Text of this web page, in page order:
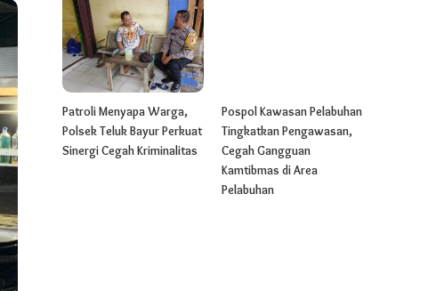
Patroli Menyapa Warga,
Polsek Teluk Bayur Perkuat
Sinergi Cegah Kriminalitas
Pospol Kawasan Pelabuhan
Tingkatkan Pengawasan,
Cegah Gangguan
Kamtibmas di Area
Pelabuhan